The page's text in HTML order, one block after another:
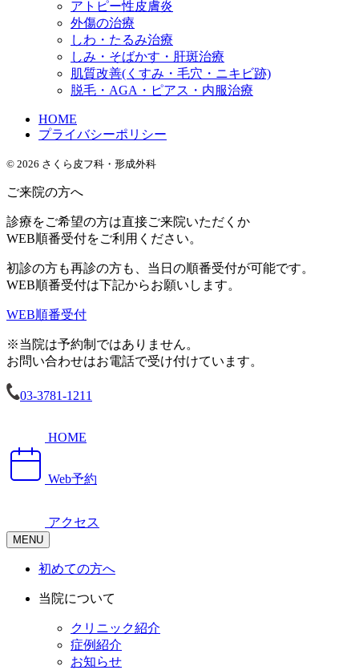
アトピー性皮膚炎
外傷の治療
しわ・たるみ治療
しみ・そばかす・肝斑治療
肌質改善(くすみ・毛穴・ニキビ跡)
脱毛・AGA・ピアス・内服治療
HOME
プライバシーポリシー
© 2026 さくら皮フ科・形成外科
ご来院の方へ
診療をご希望の方は直接ご来院いただくか
WEB順番受付をご利用ください。
初診の方も再診の方も、当日の順番受付が可能です。
WEB順番受付は下記からお願いします。
WEB順番受付
※当院は予約制ではありません。
お問い合わせはお電話で受け付けています。
03-3781-1211
HOME
Web予約
アクセス
MENU
初めての方へ
当院について
クリニック紹介
症例紹介
お知らせ